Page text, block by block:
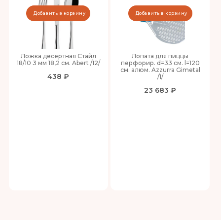
Ложка десертная Стайл
18/10 3 мм 18,2 см. Abert /12/
438 ₽
Добавить в корзину
Лопата для пиццы
перфорир. d=33 см. l=120
см. алюм. Azzurra Gimetal
/1/
23 683 ₽
Добавить в корзину